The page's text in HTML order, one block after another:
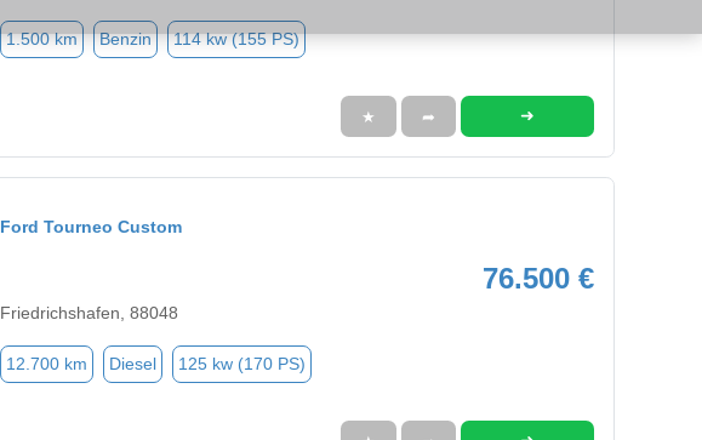
1.500 km Benzin 114 kw (155 PS)
★ ➦ ➜
Ford Tourneo Custom
76.500 €
Friedrichshafen, 88048
12.700 km Diesel 125 kw (170 PS)